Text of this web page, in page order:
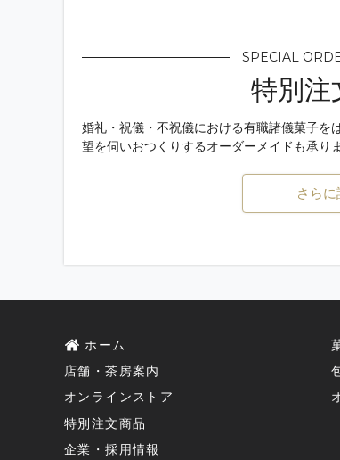
天然氷ならではの繊細な口どけ
老松北野店店休日のお知らせ
2026年6月25日(木)より7月16日
店休日 6/25・7/2・7/9・7/16
他店舗は通常通り営業しており
皆さまにはご不便をおかけいた
老松北野店営業時間変更のお
2026年5月7日(木)より老松北野
変更前 09：00～17：00
送り状伝票は1回目の「ご注文
1回目の「ご注文確認メール（
を変更されますと、会員情報が
反映されます。お申込み時とお
せ。
クレジットカード決済の国際カ
SPECIAL
特別注
婚礼・祝儀・不祝儀における有職諸儀菓子を
望を伺いおつくりするオーダーメイドも承りま
さらに
ホーム
店舗・茶房案内
オンラインストア
特別注文商品
企業・採用情報